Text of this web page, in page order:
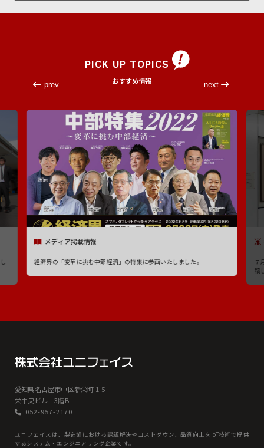
PICK UP TOPICS
おすすめ情報
prev next
メディア掲載情報
経済界の「変革に挑む中部経済」の特集に参画いたしました。
７
稿
愛知県名古屋市中区新栄町 1-5
栄中央ビル 3階B
052-957-2170
ユニフェイスは、製造業における課題解決やコストダウン、品質向上をIoT技術で提供
するシステム・エンジニアリング企業です。